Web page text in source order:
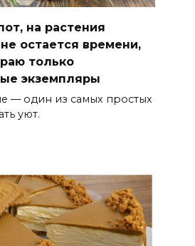
на растения
остается времени,
только
экземпляры
— один из самых простых
уют.